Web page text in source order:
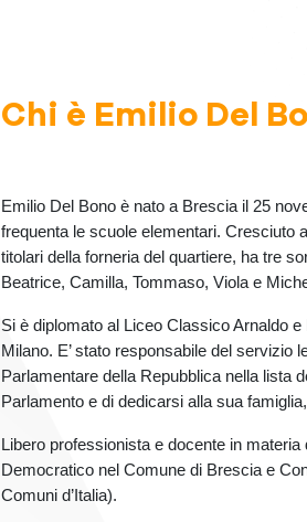
Chi è Emilio Del
Emilio Del Bono è nato a Brescia il 25
frequenta le scuole elementari. Cresciuto
titolari della forneria del quartiere, ha tre
Beatrice, Camilla, Tommaso, Viola e
Si è diplomato al Liceo Classico Arnaldo
Milano. E’ stato responsabile del servizio
Parlamentare della Repubblica nella lista
Parlamento e di dedicarsi alla sua
Libero professionista e docente in
Democratico nel Comune di Brescia e
Comuni d’Italia).